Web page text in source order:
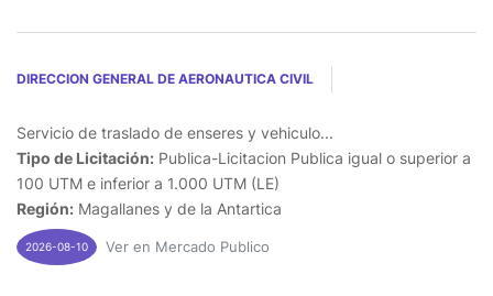
DIRECCION GENERAL DE AERONAUTICA CIVIL
Servicio de traslado de enseres y vehiculo...
Tipo de Licitación: Publica-Licitacion Publica igual o superior a
100 UTM e inferior a 1.000 UTM (LE)
Región: Magallanes y de la Antartica
2026-08-10 Ver en Mercado Publico